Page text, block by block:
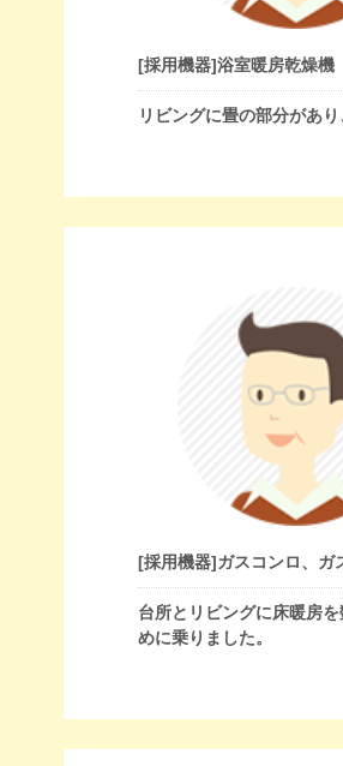
[採用機器]浴室暖房乾燥機
リビングに畳の部分があ
[採用機器]ガスコンロ、ガ
台所とリビングに床暖房
めに乗りました。